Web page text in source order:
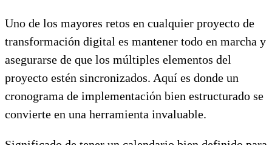
Uno de los mayores retos en cualquier proyecto de
transformación digital es mantener todo en marcha y
asegurarse de que los múltiples elementos del
proyecto estén sincronizados. Aquí es donde un
cronograma de implementación bien estructurado se
convierte en una herramienta invaluable.